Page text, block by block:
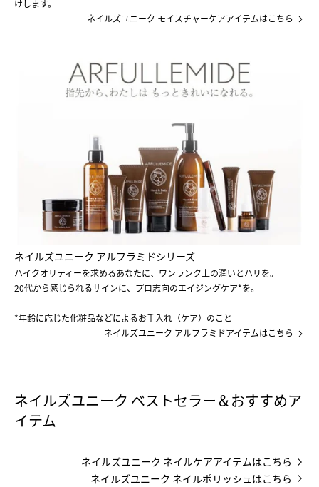
けします。
ネイルズユニーク モイスチャーケアアイテムはこちら
ネイルズユニーク アルフラミドシリーズ
ハイクオリティーを求めるあなたに、ワンランク上の潤いとハリを。
20代から感じられるサインに、プロ志向のエイジングケア*を。
*年齢に応じた化粧品などによるお手入れ（ケア）のこと
ネイルズユニーク アルフラミドアイテムはこちら
ネイルズユニーク ベストセラー＆おすすめア
イテム
ネイルズユニーク ネイルケアアイテムはこちら
ネイルズユニーク ネイルポリッシュはこちら